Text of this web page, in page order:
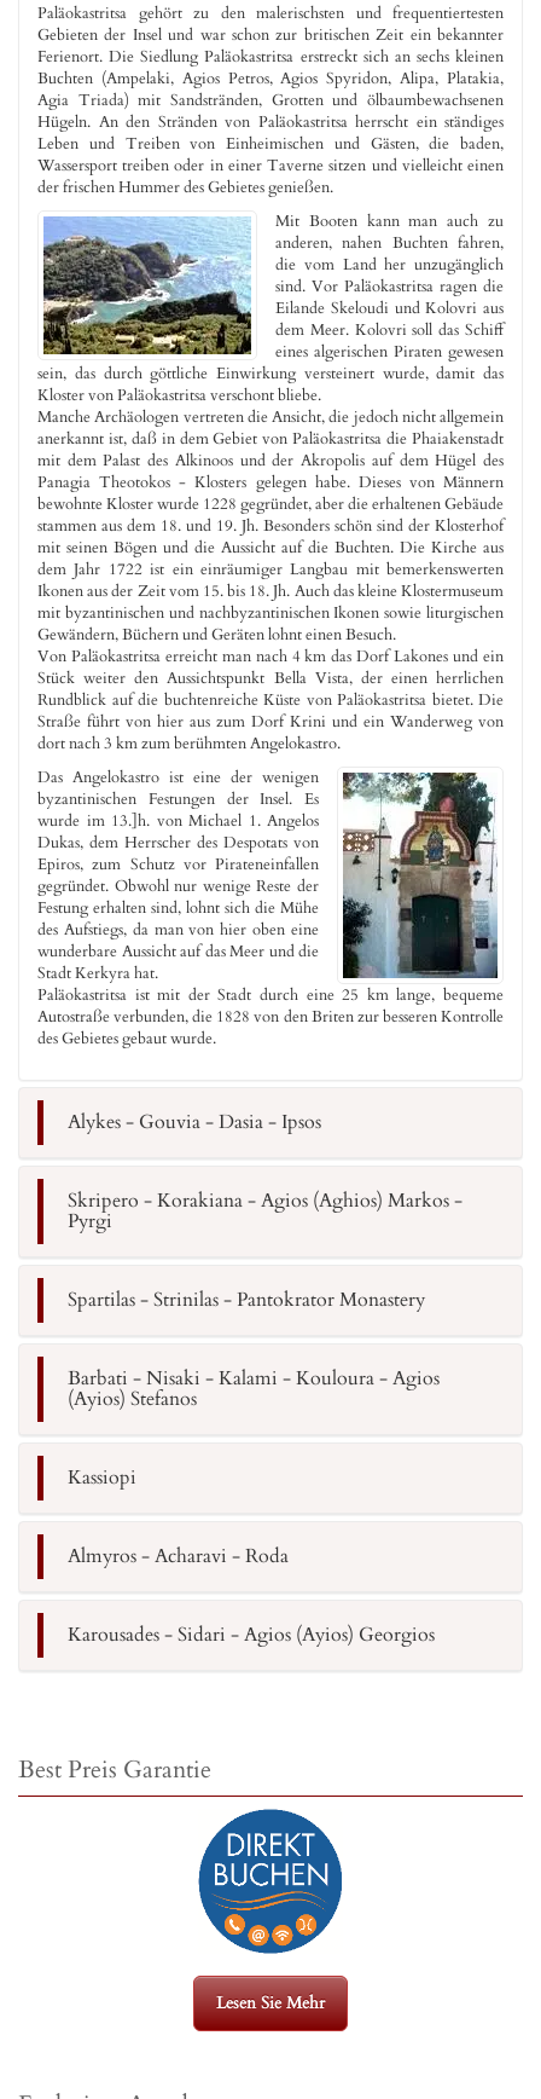
Paläokastritsa gehört zu den malerischsten und frequentiertesten
Gebieten der Insel und war schon zur britischen Zeit ein bekannter
Ferienort. Die Siedlung Paläokastritsa erstreckt sich an sechs kleinen
Buchten (Ampelaki, Agios Petros, Agios Spyridon, Alipa, Platakia,
Agia Triada) mit Sandstränden, Grotten und ölbaumbewachsenen
Hügeln. An den Stränden von Paläokastritsa herrscht ein ständiges
Leben und Treiben von Einheimischen und Gästen, die baden,
Wassersport treiben oder in einer Taverne sitzen und vielleicht einen
der frischen Hummer des Gebietes genießen.
Mit Booten kann man auch zu
anderen, nahen Buchten fahren,
die vom Land her unzugänglich
sind. Vor Paläokastritsa ragen die
Eilande Skeloudi und Kolovri aus
dem Meer. Kolovri soll das Schiff
eines algerischen Piraten gewesen
sein, das durch göttliche Einwirkung versteinert wurde, damit das
Kloster von Paläokastritsa verschont bliebe.
Manche Archäologen vertreten die Ansicht, die jedoch nicht allgemein
anerkannt ist, daß in dem Gebiet von Paläokastritsa die Phaiakenstadt
mit dem Palast des Alkinoos und der Akropolis auf dem Hügel des
Panagia Theotokos - Klosters gelegen habe. Dieses von Männern
bewohnte Kloster wurde 1228 gegründet, aber die erhaltenen Gebäude
stammen aus dem 18. und 19. Jh. Besonders schön sind der Klosterhof
mit seinen Bögen und die Aussicht auf die Buchten. Die Kirche aus
dem Jahr 1722 ist ein einräumiger Langbau mit bemerkenswerten
Ikonen aus der Zeit vom 15. bis 18. Jh. Auch das kleine Klostermuseum
mit byzantinischen und nachbyzantinischen Ikonen sowie liturgischen
Gewändern, Büchern und Geräten lohnt einen Besuch.
Von Paläokastritsa erreicht man nach 4 km das Dorf Lakones und ein
Stück weiter den Aussichtspunkt Bella Vista, der einen herrlichen
Rundblick auf die buchtenreiche Küste von Paläokastritsa bietet. Die
Straße führt von hier aus zum Dorf Krini und ein Wanderweg von
dort nach 3 km zum berühmten Angelokastro.
Das Angelokastro ist eine der wenigen
byzantinischen Festungen der Insel. Es
wurde im 13.]h. von Michael 1. Angelos
Dukas, dem Herrscher des Despotats von
Epiros, zum Schutz vor Pirateneinfallen
gegründet. Obwohl nur wenige Reste der
Festung erhalten sind, lohnt sich die Mühe
des Aufstiegs, da man von hier oben eine
wunderbare Aussicht auf das Meer und die
Stadt Kerkyra hat.
Paläokastritsa ist mit der Stadt durch eine 25 km lange, bequeme
Autostraße verbunden, die 1828 von den Briten zur besseren Kontrolle
des Gebietes gebaut wurde.
Alykes - Gouvia - Dasia - Ipsos
Skripero - Korakiana - Agios (Aghios) Markos -
Pyrgi
Spartilas - Strinilas - Pantokrator Monastery
Barbati - Nisaki - Kalami - Kouloura - Agios
(Ayios) Stefanos
Kassiopi
Almyros - Acharavi - Roda
Karousades - Sidari - Agios (Ayios) Georgios
Best Preis Garantie
Lesen Sie Mehr